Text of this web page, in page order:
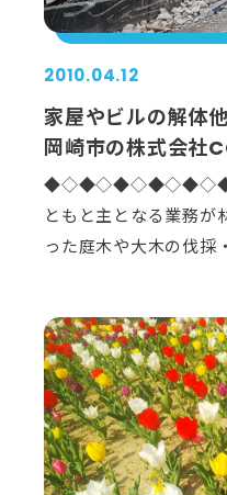
2010.04.12
家屋やビルの解体
岡崎市の株式会社
ともと主となる業務が
った庭木や大木の伐採